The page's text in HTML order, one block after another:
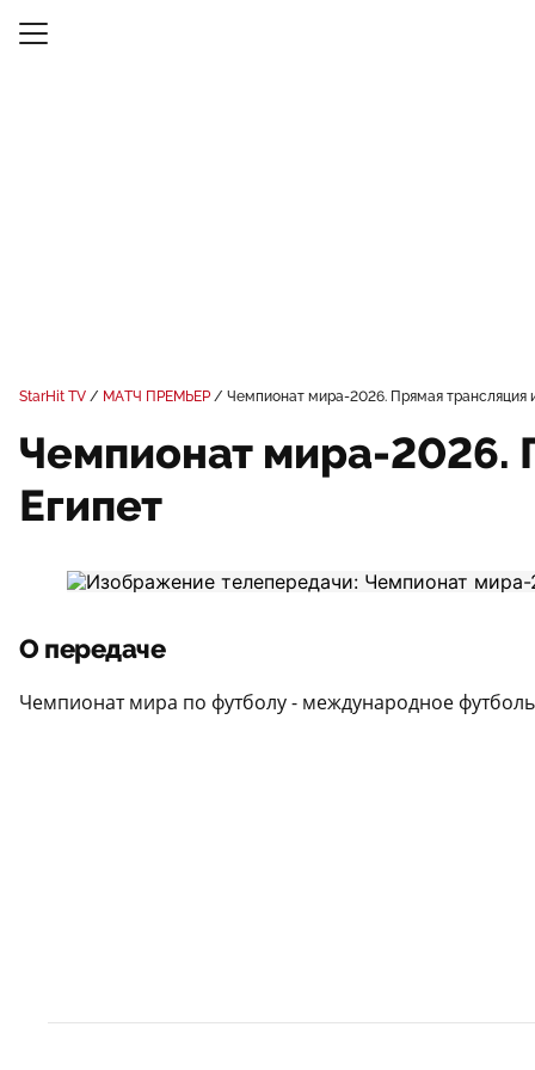
StarHit TV МАТЧ ПРЕМЬЕР Чемпионат мира-2026. Прямая трансляция
Чемпионат мира-2026.
Египет
О передаче
Чемпионат мира по футболу - международное